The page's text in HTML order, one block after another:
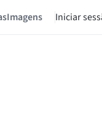
Imagens Iniciar